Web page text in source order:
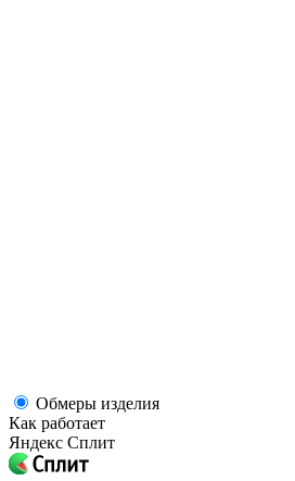
Обмеры изделия
Как работает
Яндекс Сплит